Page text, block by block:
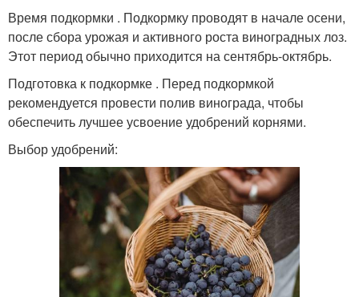
Время подкормки . Подкормку проводят в начале осени,
после сбора урожая и активного роста виноградных лоз.
Этот период обычно приходится на сентябрь-октябрь.
Подготовка к подкормке . Перед подкормкой
рекомендуется провести полив винограда, чтобы
обеспечить лучшее усвоение удобрений корнями.
Выбор удобрений: